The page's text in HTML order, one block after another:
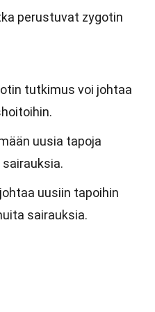
perustuvat zygotin
tutkimus voi johtaa
uusia tapoja
uusiin tapoihin
sairauksia.